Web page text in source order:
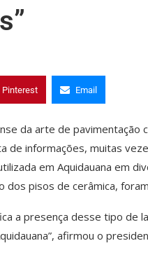
Pinterest Email
da arte de pavimentação
informações, muitas
em Aquidauana em
dos pisos de cerâmica,
a presença desse tipo de
afirmou o